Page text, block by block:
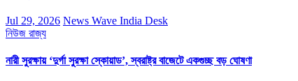
Jul 29, 2026 News Wave India Desk
নিউজ রাজ্য
নারী সুরক্ষায় ‘দুর্গা সুরক্ষা স্কোয়াড’, স্বরাষ্ট্র বাজেটে একগুচ্ছ বড় ঘোষণা